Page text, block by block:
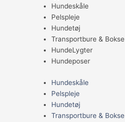
Hundeskåle
Pelspleje
Hundetøj
Transportbure & Bokse
HundeLygter
Hundeposer
Hundeskåle
Pelspleje
Hundetøj
Transportbure & Bokse